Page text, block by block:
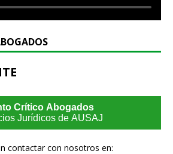
Crítico Abogados
Jurídicos de AUSAJ
contactar con nosotros en: